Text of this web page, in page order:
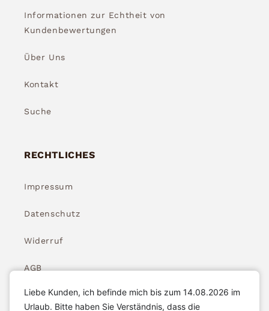
Informationen zur Echtheit von
Kundenbewertungen
Über Uns
Kontakt
Suche
RECHTLICHES
Impressum
Datenschutz
Widerruf
AGB
Widerrufsbelehrung
Liebe Kunden, ich befinde mich bis zum 14.08.2026 im
Urlaub. Bitte haben Sie Verständnis, dass die